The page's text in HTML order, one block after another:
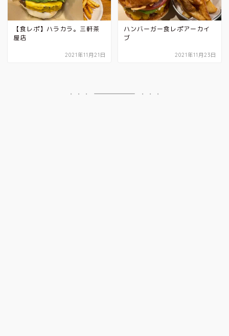
【食レポ】ハラカラ。三軒茶
屋店
2021年11月21日
ハンバーガー食レポアーカイ
ブ
2021年11月23日